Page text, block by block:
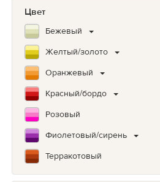
Цвет
Бежевый
Желтый/золото
Оранжевый
Красный/бордо
Розовый
Фиолетовый/сирень
Терракотовый
Коричневый